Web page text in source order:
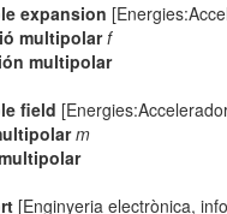
expansion
multipolarf
multipolar
field
m
[Enginyeria electrònica,